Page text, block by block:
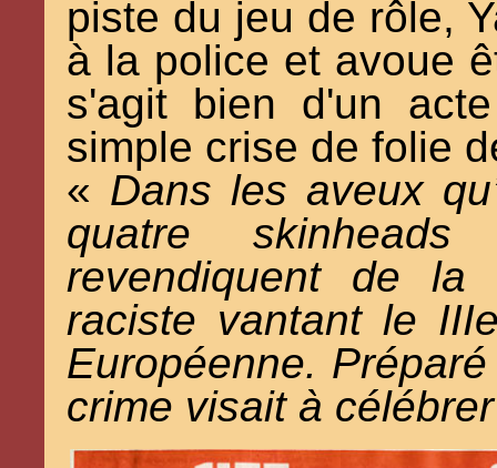
piste du jeu de rôle,
à la police et avoue
s'agit bien d'un
simple crise de folie
« Dans les aveux
quatre
revendiquent de la
raciste vantant le
Européenne.
crime visait à